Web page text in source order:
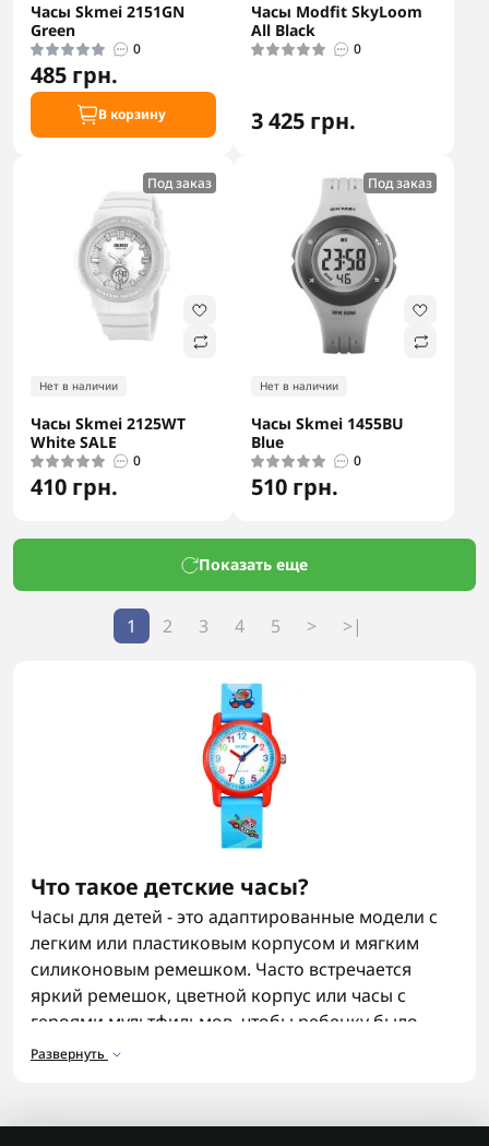
Часы Skmei 2151GN
Green
0
485 грн.
В корзину
Часы Modfit SkyLoom
All Black
0
3 425 грн.
Под заказ
Нет в наличии
Часы Skmei 2125WT
White SALE
0
410 грн.
Под заказ
Нет в наличии
Часы Skmei 1455BU
Blue
0
510 грн.
Показать еще
1 2 3 4 5 > >|
Что такое детские часы?
Часы для детей - это адаптированные модели с
легким или пластиковым корпусом и мягким
силиконовым ремешком. Часто встречается
яркий ремешок, цветной корпус или часы с
героями мультфильмов, чтобы ребенку было
приятно носить изделие каждый день. В военной
формате.
Развернуть